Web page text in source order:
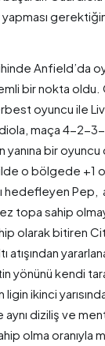
gerektiğini
Anfield’da
bir nokta oldu.
oyuncu ile
maça 4-2-
yanına bir
o bölgede +1
hedefleyen
topa sahip
olarak bitiren
atışından
yönünü kendi
ikinci
diziliş ve
olma oranıyla